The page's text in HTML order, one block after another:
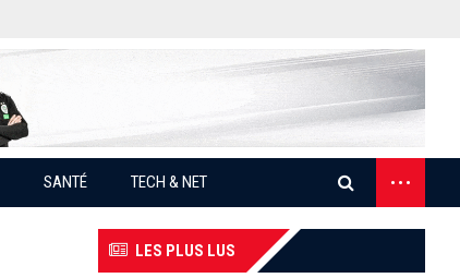
SANTÉ TECH & NET
...
LES PLUS LUS